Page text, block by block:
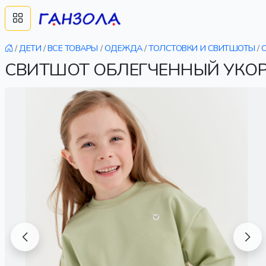
/ДЕТИ /ВСЕ ТОВАРЫ /ОДЕЖДА/ТОЛСТОВКИ И СВИТШОТЫ /
СВИТШОТ ОБЛЕГЧЕННЫЙ